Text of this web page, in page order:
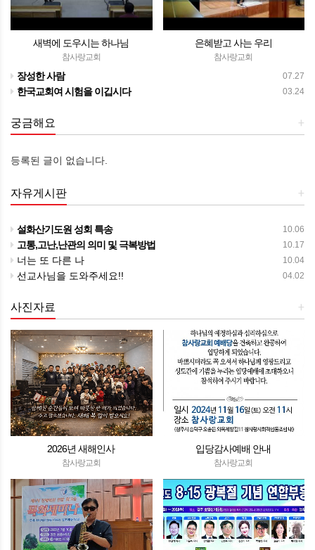
새벽에 도우시는 하나님
참사랑교회
은혜받고 사는 우리
참사랑교회
07.27
장성한 사람
03.24
한국교회여 시험을 이깁시다
+
궁금해요
등록된 글이 없습니다.
+
자유게시판
10.06
설화산기도원 성회 특송
10.17
고통,고난,난관의 의미 및 극복방법
10.04
너는 또 다른 나
04.02
선교사님을 도와주세요!!
+
사진자료
2026년 새해인사
참사랑교회
입당감사예배 안내
참사랑교회